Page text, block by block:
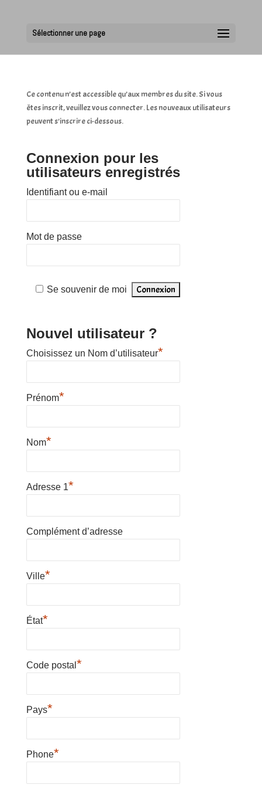
Sélectionner une page
Ce contenu n’est accessible qu’aux membres du site. Si vous
êtes inscrit, veuillez vous connecter. Les nouveaux utilisateurs
peuvent s'inscrire ci-dessous.
Connexion pour les
utilisateurs enregistrés
Identifiant ou e-mail
Mot de passe
Se souvenir de moi
Nouvel utilisateur ?
Choisissez un Nom d’utilisateur*
Prénom*
Nom*
Adresse 1*
Complément d’adresse
Ville*
État*
Code postal *
Pays*
Phone*